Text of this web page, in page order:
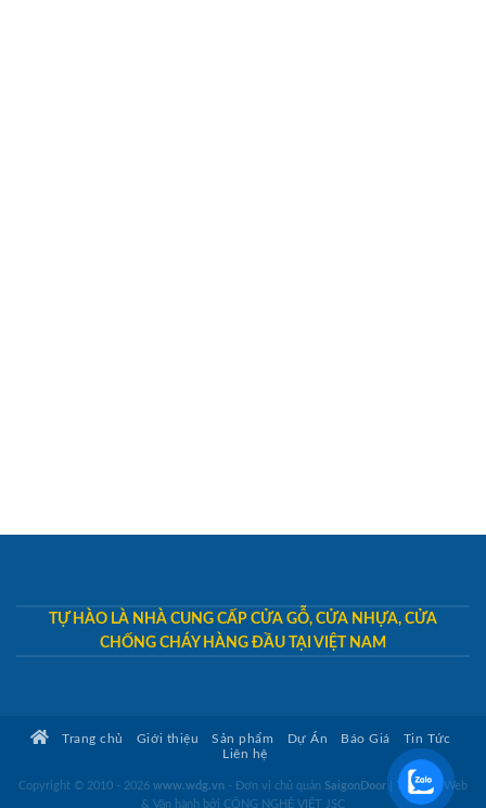
TỰ HÀO LÀ NHÀ CUNG CẤP CỬA GỖ, CỬA NHỰA, CỬA
CHỐNG CHÁY HÀNG ĐẦU TẠI VIỆT NAM
Trang chủ Giới thiệu Sản phẩm Dự Án Báo Giá
Tin Tức
Liên hệ
Copyright © 2010 - 2026 www.wdg.vn - Đơn vị chủ quản SaigonDoor
Thiết kế Web
& Vận hành bởi CÔNG NGHỆ VIỆT JSC